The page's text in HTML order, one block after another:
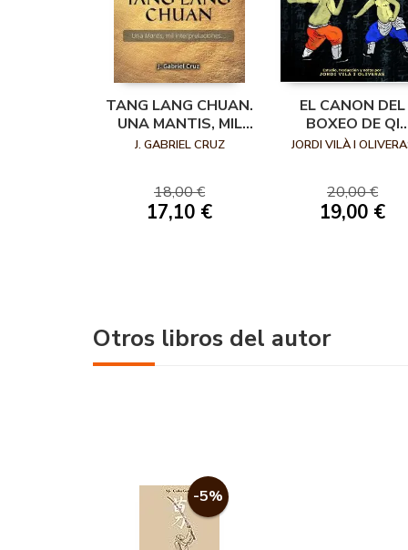
TANG LANG CHUAN.
UNA MANTIS, MIL
INTERPRETACIONES...
J. GABRIEL CRUZ
18,00 €
17,10 €
EL CANON DEL
BOXEO DE QI
JIGUANG
JORDI VILÀ I
20,00 €
19,00 €
Otros libros del autor
-5%